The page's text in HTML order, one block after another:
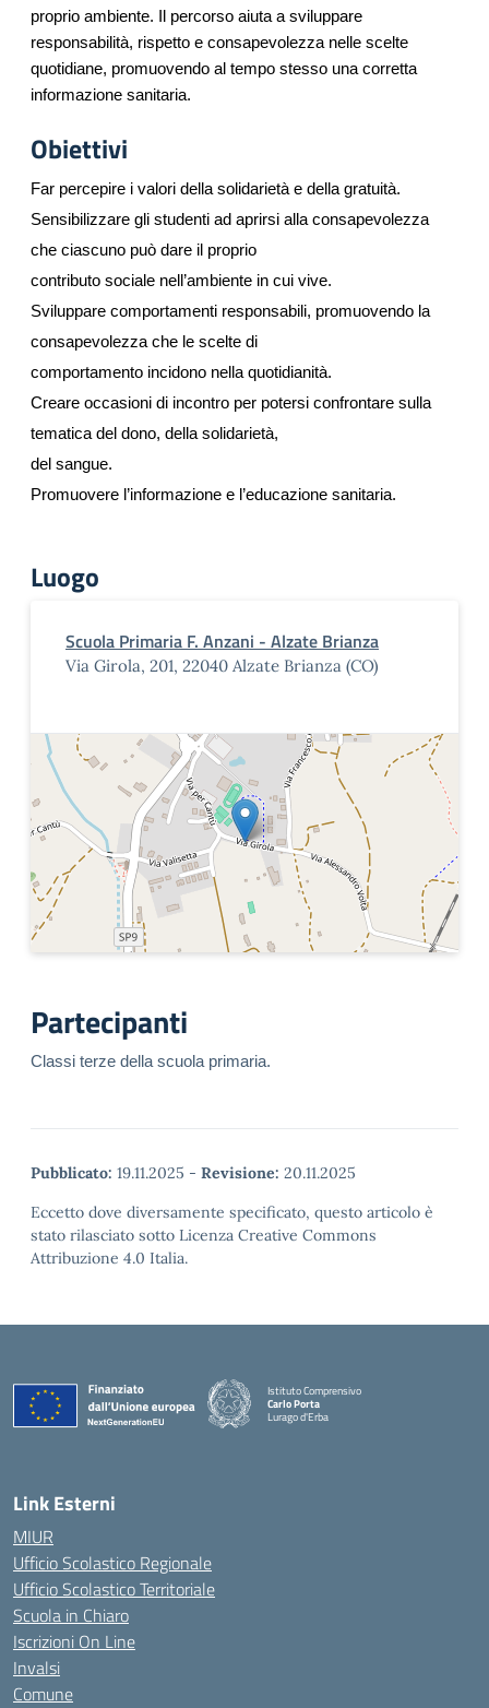
proprio ambiente. Il percorso aiuta a sviluppare
responsabilità, rispetto e consapevolezza nelle scelte
quotidiane, promuovendo al tempo stesso una corretta
informazione sanitaria.
Obiettivi
Far percepire i valori della solidarietà e della gratuità.
Sensibilizzare gli studenti ad aprirsi alla consapevolezza
che ciascuno può dare il proprio
contributo sociale nell’ambiente in cui vive.
Sviluppare comportamenti responsabili, promuovendo la
consapevolezza che le scelte di
comportamento incidono nella quotidianità.
Creare occasioni di incontro per potersi confrontare sulla
tematica del dono, della solidarietà,
del sangue.
Promuovere l’informazione e l’educazione sanitaria.
Luogo
Scuola Primaria F. Anzani - Alzate Brianza
Via Girola, 201, 22040 Alzate Brianza (CO)
Partecipanti
Classi terze della scuola primaria.
Pubblicato: 19.11.2025 - Revisione: 20.11.2025
Eccetto dove diversamente specificato, questo articolo è
stato rilasciato sotto Licenza Creative Commons
Attribuzione 4.0 Italia.
Istituto Comprensivo
Carlo Porta
Lurago d'Erba
— Visita la pagina iniziale della scuola
Link Esterni
MIUR
Ufficio Scolastico Regionale
Ufficio Scolastico Territoriale
Scuola in Chiaro
Iscrizioni On Line
Invalsi
Comune